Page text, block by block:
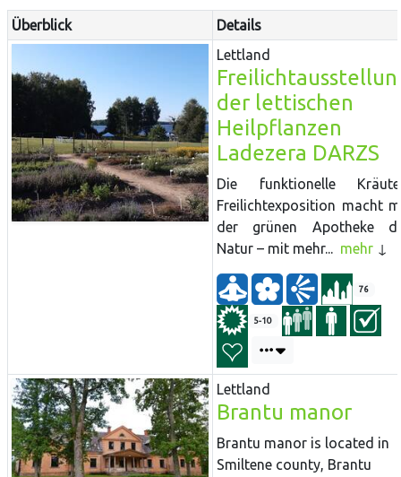
Überblick
Details
Lettland
der lettischen
Heilpflanzen
Ladezera DARZS
Die funktionelle
Freilichtexposition macht
der grünen Apotheke
Natur – mit mehr... mehr
76
5-10
Lettland
Brantu manor
Brantu manor is located in
Smiltene county, Brantu